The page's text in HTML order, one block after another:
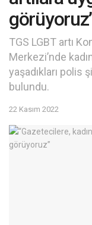
TGS LGBT artı
Merkezi’nde
yaşadıkları polis
bulundu.
22 Kasım 2022